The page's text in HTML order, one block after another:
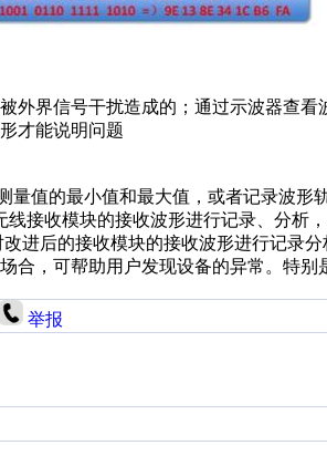
外界信号干扰造成的； 通过示波器查看
才能说明问题
量值的最小值和最大值，或者记录波形
线接收模块的接收波形进行记录、分析
进后的接收模块的接收波形进行记录分
合，可帮助用户发现设备的异常。特别
举报